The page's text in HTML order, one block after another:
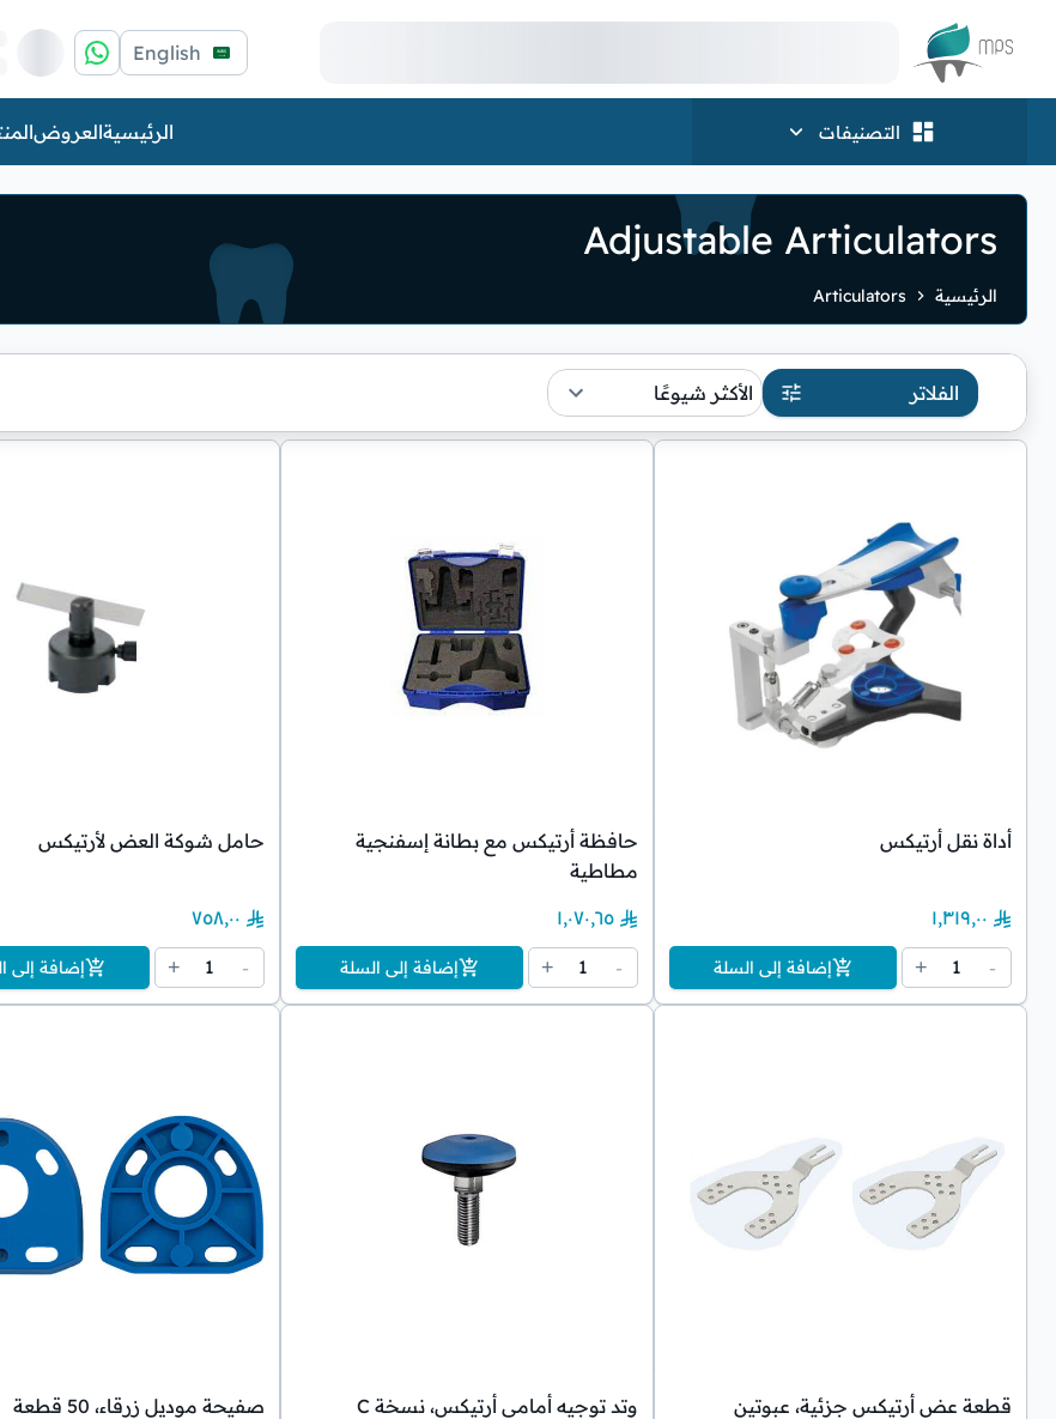
الشعار English
التصنيفات الرئيسيةالعروض
Adjustable Articulators
الرئيسية Articulators
الفلاتر الأكثر شيوعًا
أداة نقل أرتيكس
١٬٣١٩٫٠٠
-
1
+ إضافة إلى السلة
حافظة أرتيكس مع بطانة إسفنجية
مطاطية
١٬٠٧٠٫٦٥
-
1
+ إضافة إلى السلة
حامل شوكة العض لأرتيكس
٧٥٨٫٠٠
-
1
+ إضافة إلى
قطعة عض أرتيكس جزئية، عبوتين وتد توجيه أمامي أرتيكس، نسخة C صفيحة موديل زرقاء، 50 قطعة